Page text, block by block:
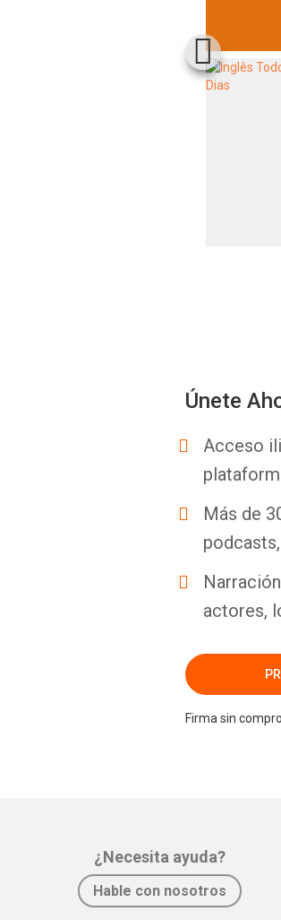
Únete
Acceso
Más de
actores,
Firma sin
¿Necesita ayuda?
Hable con nosotros